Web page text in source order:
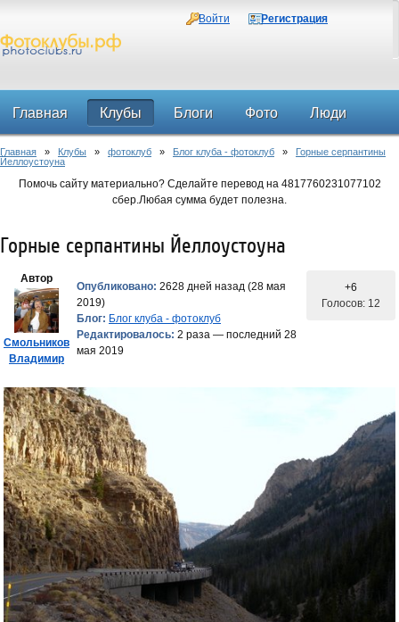
Войти Регистрация
Главная Клубы Блоги Фото Люди
Форум
Главная » Клубы » фотоклуб » Блог клуба - фотоклуб » Горные серпантины
Йеллоустоуна
Помочь сайту материально? Сделайте перевод на 4817760231077102
сбер.Любая сумма будет полезна.
Горные серпантины Йеллоустоуна
Автор
Смольников
Владимир
Опубликовано: 2628 дней назад (28 мая
2019)
Блог: Блог клуба - фотоклуб
Редактировалось: 2 раза — последний 28
мая 2019
+6
Голосов: 12